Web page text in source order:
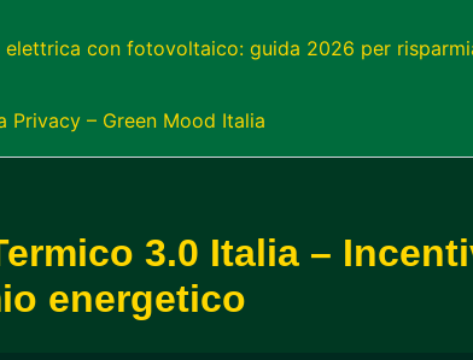
elettrica con fotovoltaico: guida 2026 per
Privacy – Green Mood Italia
3.0 Italia –
energetico